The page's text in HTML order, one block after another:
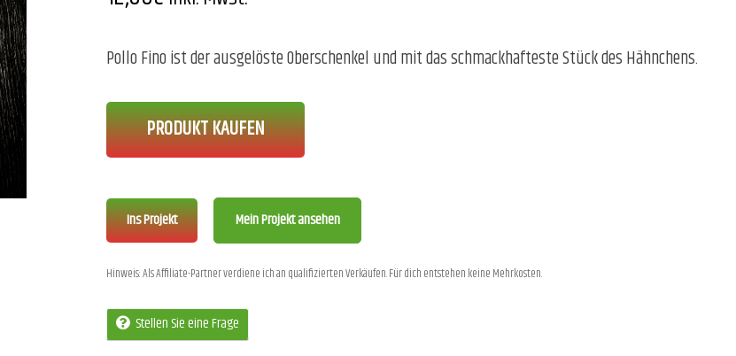
Pollo Fino ist der ausgelöste Oberschenkel und mit das schmackhafteste Stück des Hähnchens.
PRODUKT KAUFEN
Ins Projekt Mein Projekt ansehen
Hinweis: Als Affiliate-Partner verdiene ich an qualifizierten Verkäufen. Für dich entstehen keine Mehrkosten.
Stellen Sie eine Frage